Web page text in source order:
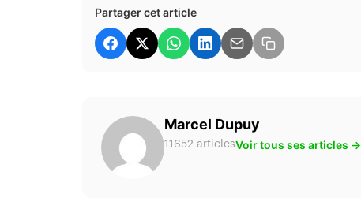
Partager cet article
Marcel Dupuy
11652 articlesVoir tous ses articles →